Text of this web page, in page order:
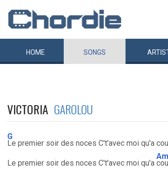
HOME SONGS
VICTORIA GAROLOU
G
Le premier soir des noces C't'avec moi qu'a
Le premier soir des noces C't'avec moi qu'a
Am